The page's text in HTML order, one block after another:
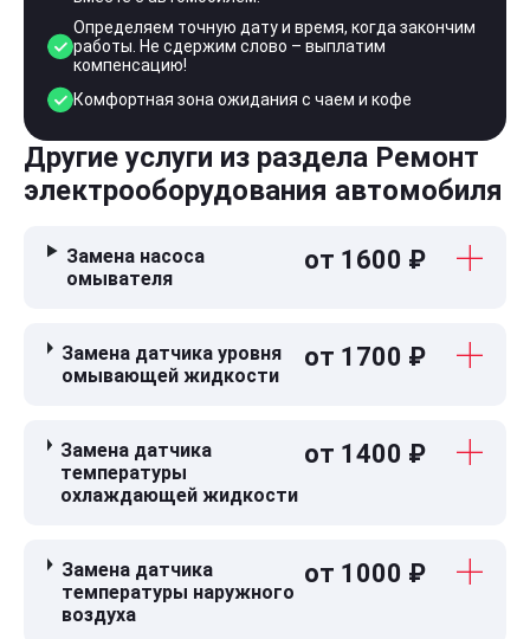
Определяем точную дату и время, когда закончим
работы. Не сдержим слово – выплатим
компенсацию!
Комфортная зона ожидания с чаем и кофе
Другие услуги из раздела Ремонт
электрооборудования автомобиля
Замена насоса
омывателя
от 1600 ₽
Замена датчика уровня
омывающей жидкости
от 1700 ₽
Замена датчика
температуры
охлаждающей жидкости
от 1400 ₽
Замена датчика
температуры наружного
воздуха
от 1000 ₽